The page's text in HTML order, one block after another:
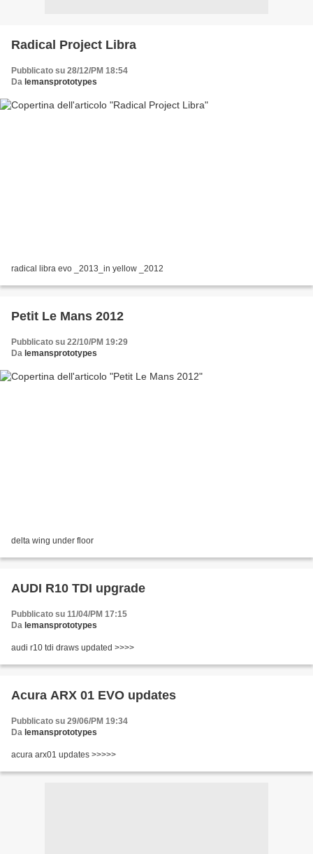
Radical Project Libra
Pubblicato su 28/12/PM 18:54
Da lemansprototypes
radical libra evo _2013_in yellow _2012
Petit Le Mans 2012
Pubblicato su 22/10/PM 19:29
Da lemansprototypes
delta wing under floor
AUDI R10 TDI upgrade
Pubblicato su 11/04/PM 17:15
Da lemansprototypes
audi r10 tdi draws updated >>>>
Acura ARX 01 EVO updates
Pubblicato su 29/06/PM 19:34
Da lemansprototypes
acura arx01 updates >>>>>